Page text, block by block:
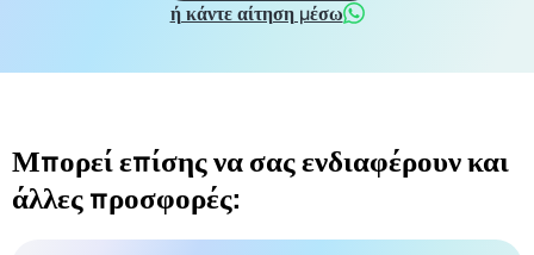
ή κάντε αίτηση μέσω
Μπορεί επίσης να σας ενδιαφέρουν και
άλλες προσφορές: